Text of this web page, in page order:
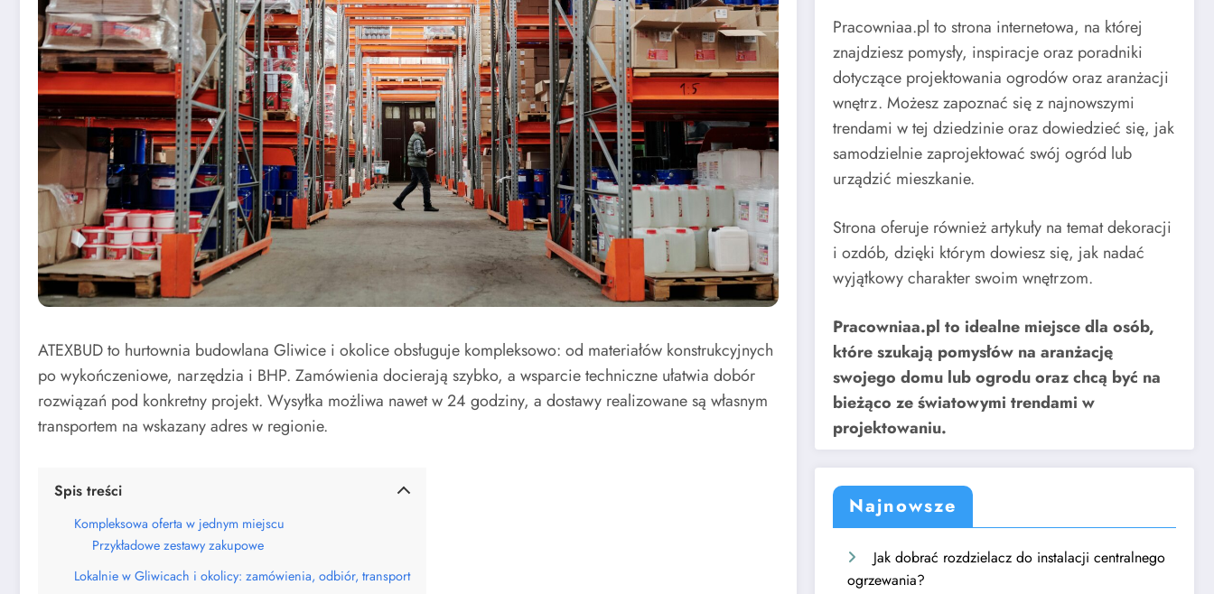
ATEXBUD to hurtownia budowlana Gliwice i okolice obsługuje kompleksowo: od materiałów konstrukcyjnych
po wykończeniowe, narzędzia i BHP. Zamówienia docierają szybko, a wsparcie techniczne ułatwia dobór
rozwiązań pod konkretny projekt. Wysyłka możliwa nawet w 24 godziny, a dostawy realizowane są własnym
transportem na wskazany adres w regionie.
Spis treści
Kompleksowa oferta w jednym miejscu
Przykładowe zestawy zakupowe
Lokalnie w Gliwicach i okolicy: zamówienia, odbiór, transport
Pracowniaa.pl to strona internetowa, na której
znajdziesz pomysły, inspiracje oraz poradniki
dotyczące projektowania ogrodów oraz aranżacji
wnętrz. Możesz zapoznać się z najnowszymi
trendami w tej dziedzinie oraz dowiedzieć się, jak
samodzielnie zaprojektować swój ogród lub
urządzić mieszkanie.
Strona oferuje również artykuły na temat dekoracji
i ozdób, dzięki którym dowiesz się, jak nadać
wyjątkowy charakter swoim wnętrzom.
Pracowniaa.pl to idealne miejsce dla osób,
które szukają pomysłów na aranżację
swojego domu lub ogrodu oraz chcą być na
bieżąco ze światowymi trendami w
projektowaniu.
Najnowsze
Jak dobrać rozdzielacz do instalacji centralnego
ogrzewania?